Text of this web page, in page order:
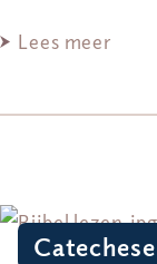
Lees meer